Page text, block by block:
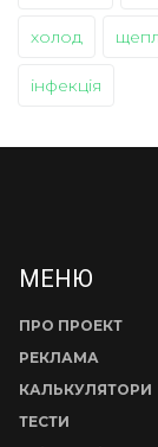
холод
інфекція
МЕНЮ
ПРО ПРОЕКТ
РЕКЛАМА
КАЛЬКУЛЯТОРИ
ТЕСТИ